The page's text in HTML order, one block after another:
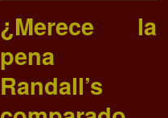
¿Merece la
pena
Randall’s